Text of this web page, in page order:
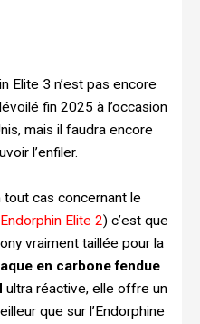
Elite 3 n’est pas encore
fin 2025 à l’occasion
mais il faudra encore
l’enfiler.
tout cas concernant le
Elite 2) c’est que
vraiment taillée pour la
en carbone fendue
ultra réactive, elle offre un
que sur l’Endorphine